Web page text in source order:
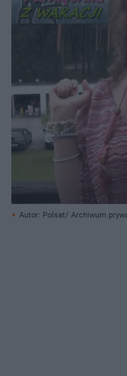
Autor: Polsat/ Archiwum